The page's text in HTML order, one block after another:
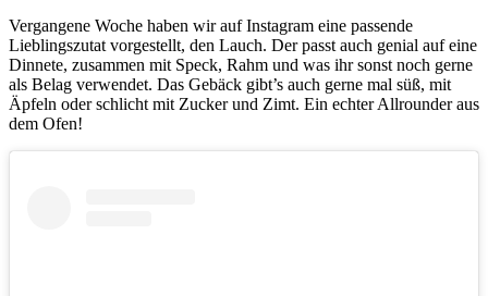
Vergangene Woche haben wir auf Instagram eine passende
Lieblingszutat vorgestellt, den Lauch. Der passt auch genial auf eine
Dinnete, zusammen mit Speck, Rahm und was ihr sonst noch gerne
als Belag verwendet. Das Gebäck gibt’s auch gerne mal süß, mit
Äpfeln oder schlicht mit Zucker und Zimt. Ein echter Allrounder aus
dem Ofen!